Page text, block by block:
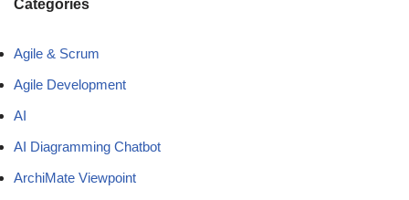
Categories
Agile & Scrum
Agile Development
AI
AI Diagramming Chatbot
ArchiMate Viewpoint